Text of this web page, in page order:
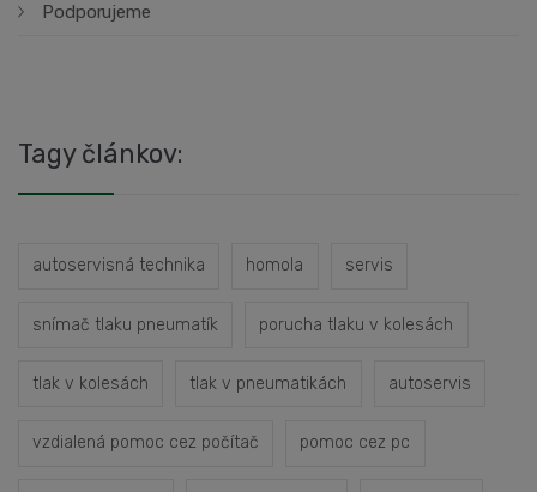
Podporujeme
Tagy článkov:
autoservisná technika homola servis
snímač tlaku pneumatík porucha tlaku v kolesách
tlak v kolesách tlak v pneumatikách autoservis
vzdialená pomoc cez počítač pomoc cez pc